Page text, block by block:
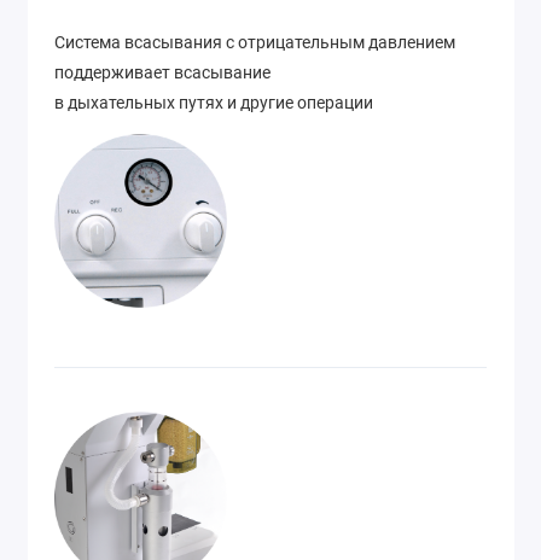
Система всасывания с отрицательным давлением
поддерживает всасывание
в дыхательных путях и другие операции